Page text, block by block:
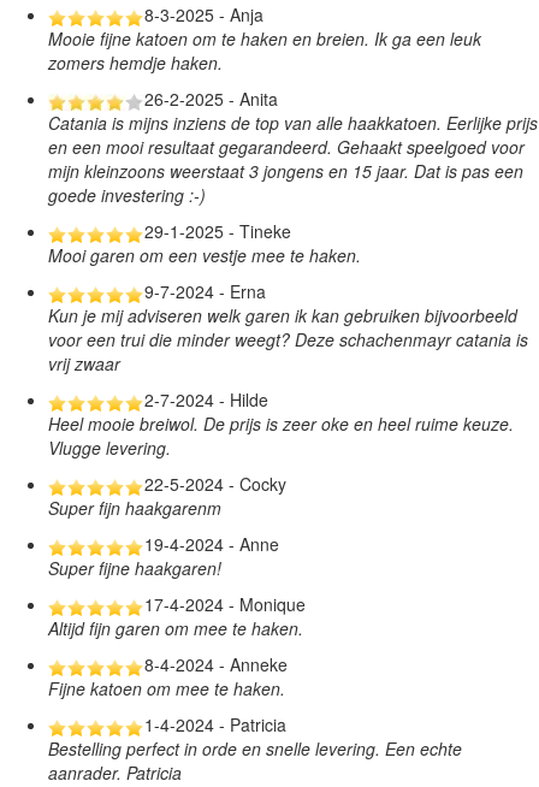
8-3-2025 - Anja
Mooie fijne katoen om te haken en breien. Ik ga een leuk
zomers hemdje haken.
26-2-2025 - Anita
Catania is mijns inziens de top van alle haakkatoen. Eerlijke prijs
en een mooi resultaat gegarandeerd. Gehaakt speelgoed voor
mijn kleinzoons weerstaat 3 jongens en 15 jaar. Dat is pas een
goede investering :-)
29-1-2025 - Tineke
Mooi garen om een vestje mee te haken.
9-7-2024 - Erna
Kun je mij adviseren welk garen ik kan gebruiken bijvoorbeeld
voor een trui die minder weegt? Deze schachenmayr catania is
vrij zwaar
2-7-2024 - Hilde
Heel mooie breiwol. De prijs is zeer oke en heel ruime keuze.
Vlugge levering.
22-5-2024 - Cocky
Super fijn haakgarenm
19-4-2024 - Anne
Super fijne haakgaren!
17-4-2024 - Monique
Altijd fijn garen om mee te haken.
8-4-2024 - Anneke
Fijne katoen om mee te haken.
1-4-2024 - Patricia
Bestelling perfect in orde en snelle levering. Een echte
aanrader. Patricia